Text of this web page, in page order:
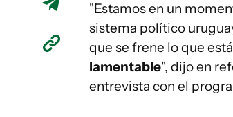
"Estamos en un
sistema político
que se frene lo que
lamentable", dijo en
entrevista con el